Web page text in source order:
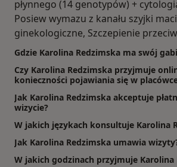
płynnego (14 genotypów) +
Posiew wymazu z kanału szyjki
ginekologiczne, Szczepienie
Gdzie Karolina Redzimska ma swój
Czy Karolina Redzimska przyjmuje
konieczności pojawiania się w
Jak Karolina Redzimska akceptuje
wizycie?
W jakich językach konsultuje Karolina
Jak Karolina Redzimska umawia
W jakich godzinach przyjmuje Karolina